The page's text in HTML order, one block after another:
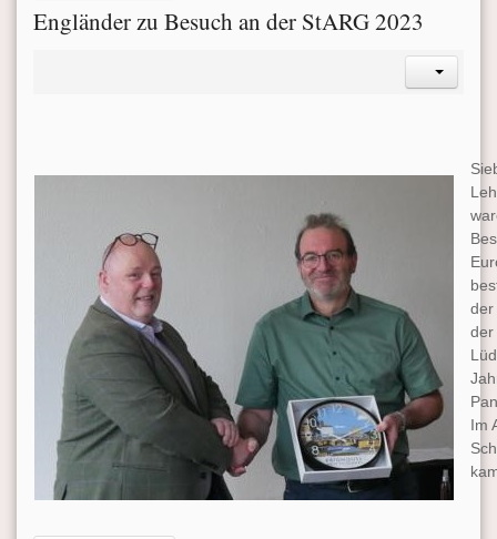
Engländer zu Besuch an der StARG 2023
der
der
Im